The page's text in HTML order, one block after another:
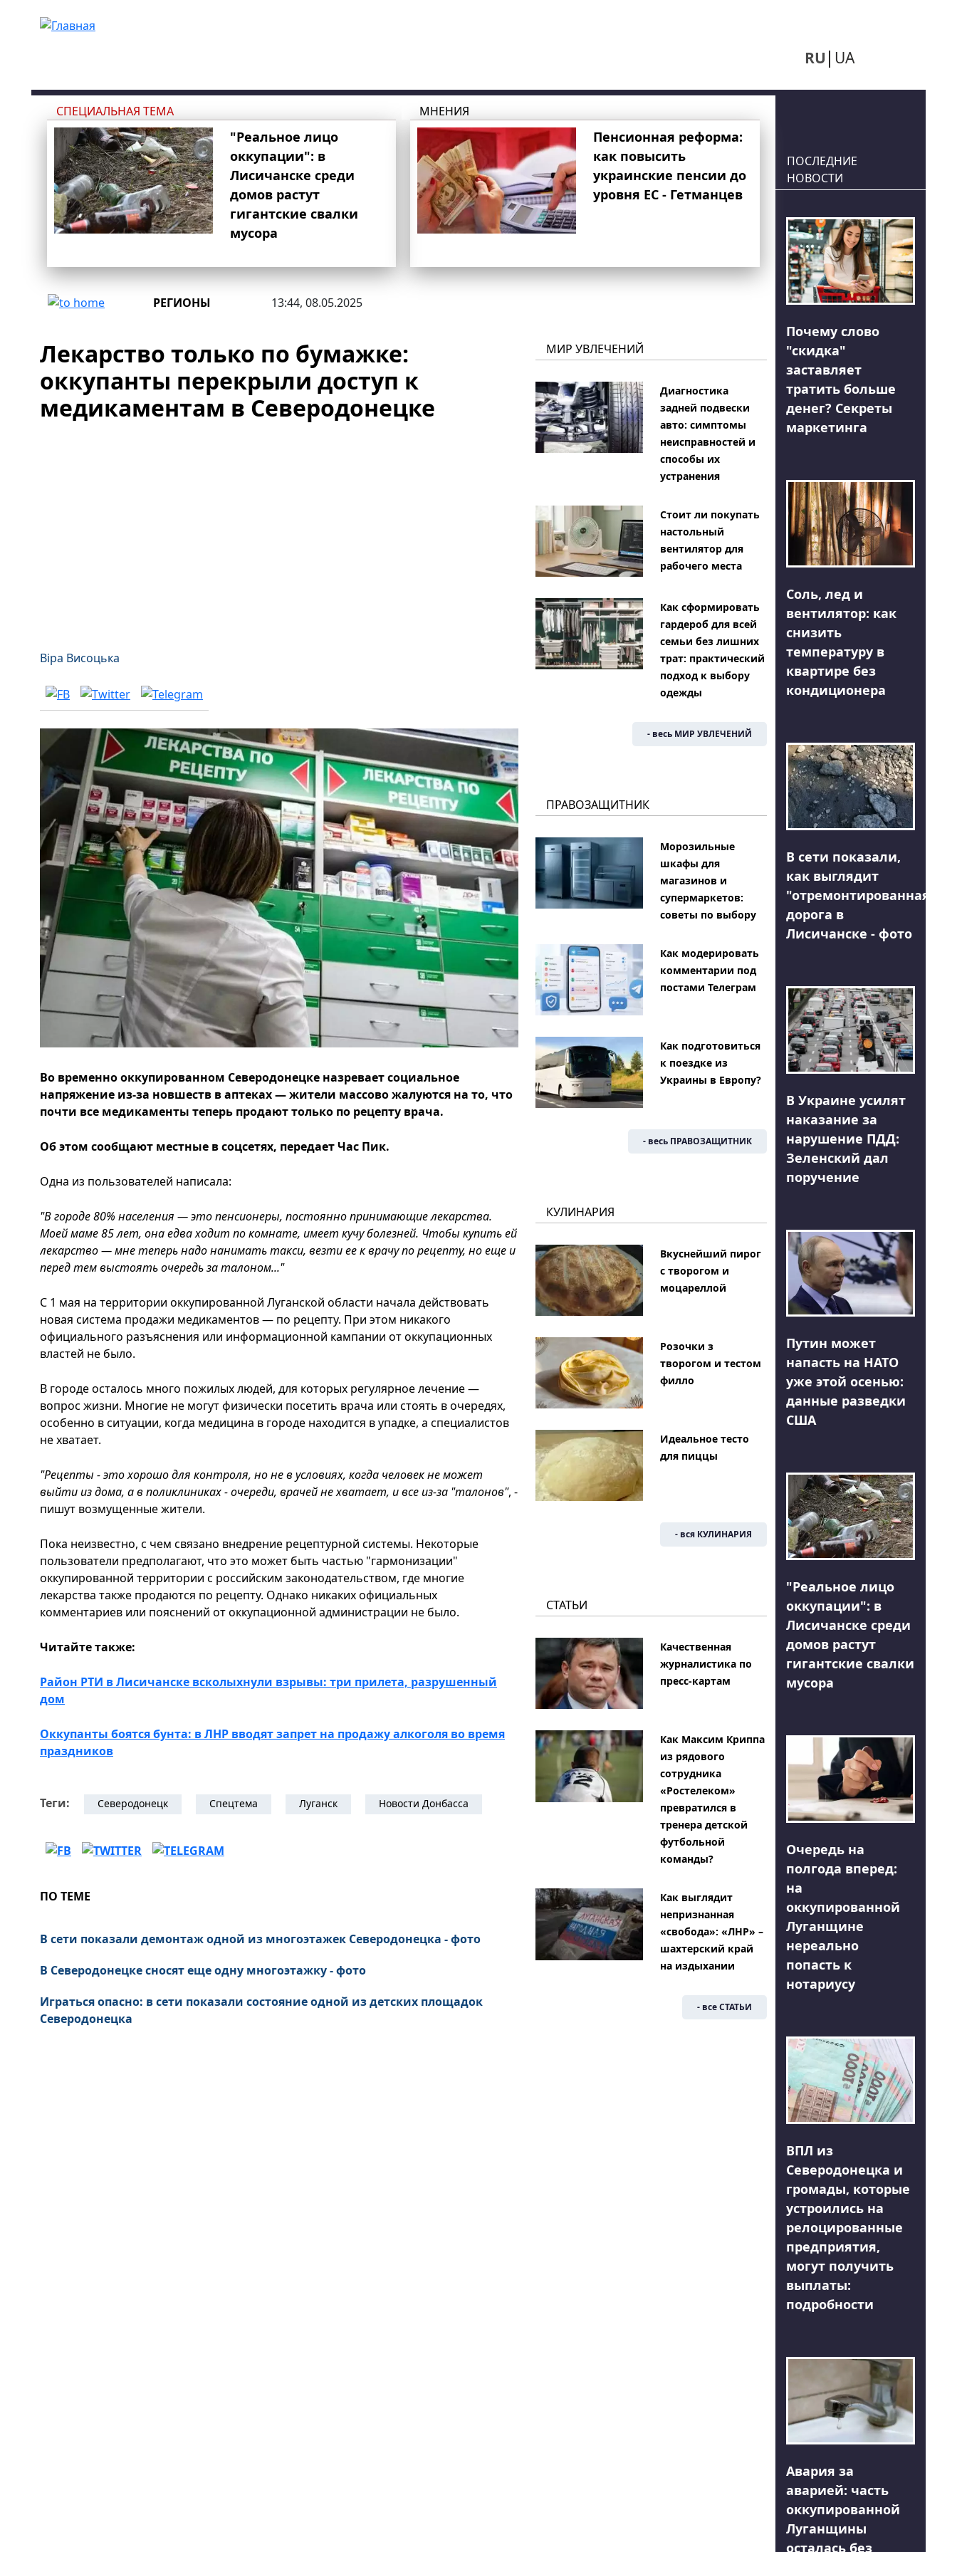
RU UA
СПЕЦИАЛЬНАЯ ТЕМА
"Реальное лицо
оккупации": в
Лисичанске среди
домов растут
гигантские свалки
мусора
МНЕНИЯ
Пенсионная реформа:
как повысить
украинские пенсии до
уровня ЕС - Гетманцев
РЕГИОНЫ 13:44, 08.05.2025
Лекарство только по бумажке:
оккупанты перекрыли доступ к
медикаментам в Северодонецке
Віра Висоцька
Во временно оккупированном Северодонецке назревает социальное
напряжение из-за новшеств в аптеках — жители массово жалуются на то, что
почти все медикаменты теперь продают только по рецепту врача.
Об этом сообщают местные в соцсетях, передает Час Пик.
Одна из пользователей написала:
"В городе 80% населения — это пенсионеры, постоянно принимающие лекарства.
Моей маме 85 лет, она едва ходит по комнате, имеет кучу болезней. Чтобы купить ей
лекарство — мне теперь надо нанимать такси, везти ее к врачу по рецепту, но еще и
перед тем выстоять очередь за талоном..."
С 1 мая на территории оккупированной Луганской области начала действовать
новая система продажи медикаментов — по рецепту. При этом никакого
официального разъяснения или информационной кампании от оккупационных
властей не было.
В городе осталось много пожилых людей, для которых регулярное лечение —
вопрос жизни. Многие не могут физически посетить врача или стоять в очередях,
особенно в ситуации, когда медицина в городе находится в упадке, а специалистов
не хватает.
"Рецепты - это хорошо для контроля, но не в условиях, когда человек не может
выйти из дома, а в поликлиниках - очереди, врачей не хватает, и все из-за "талонов", -
пишут возмущенные жители.
Пока неизвестно, с чем связано внедрение рецептурной системы. Некоторые
пользователи предполагают, что это может быть частью "гармонизации"
оккупированной территории с российским законодательством, где многие
лекарства также продаются по рецепту. Однако никаких официальных
комментариев или пояснений от оккупационной администрации не было.
Читайте также:
Район РТИ в Лисичанске всколыхнули взрывы: три прилета, разрушенный
дом
Оккупанты боятся бунта: в ЛНР вводят запрет на продажу алкоголя во время
праздников
Теги: Северодонецк Спецтема Луганск Новости Донбасса
ПО ТЕМЕ
В сети показали демонтаж одной из многоэтажек Северодонецка - фото
В Северодонецке сносят еще одну многоэтажку - фото
Играться опасно: в сети показали состояние одной из детских площадок
Северодонецка
МИР УВЛЕЧЕНИЙ
Диагностика
задней подвески
авто: симптомы
неисправностей и
способы их
устранения
Стоит ли покупать
настольный
вентилятор для
рабочего места
Как сформировать
гардероб для всей
семьи без лишних
трат: практический
подход к выбору
одежды
- весь МИР УВЛЕЧЕНИЙ
ПРАВОЗАЩИТНИК
Морозильные
шкафы для
магазинов и
супермаркетов:
советы по выбору
Как модерировать
комментарии под
постами Телеграм
Как подготовиться
к поездке из
Украины в Европу?
- весь ПРАВОЗАЩИТНИК
КУЛИНАРИЯ
Вкуснейший пирог
с творогом и
моцареллой
Розочки з
творогом и тестом
филло
Идеальное тесто
для пиццы
- вся КУЛИНАРИЯ
СТАТЬИ
Качественная
журналистика по
пресс-картам
Как Максим Криппа
из рядового
сотрудника
«Ростелеком»
превратился в
тренера детской
футбольной
команды?
Как выглядит
непризнанная
«свобода»: «ЛНР» –
шахтерский край
на издыхании
- все СТАТЬИ
ПОСЛЕДНИЕ
НОВОСТИ
Почему слово
"скидка"
заставляет
тратить больше
денег? Секреты
маркетинга
Соль, лед и
вентилятор: как
снизить
температуру в
квартире без
кондиционера
В сети показали,
как выглядит
"отремонтированная"
дорога в
Лисичанске - фото
В Украине усилят
наказание за
нарушение ПДД:
Зеленский дал
поручение
Путин может
напасть на НАТО
уже этой осенью:
данные разведки
США
"Реальное лицо
оккупации": в
Лисичанске среди
домов растут
гигантские свалки
мусора
Очередь на
полгода вперед:
на
оккупированной
Луганщине
нереально
попасть к
нотариусу
ВПЛ из
Северодонецка и
громады, которые
устроились на
релоцированные
предприятия,
могут получить
выплаты:
подробности
Авария за
аварией: часть
оккупированной
Луганщины
осталась без